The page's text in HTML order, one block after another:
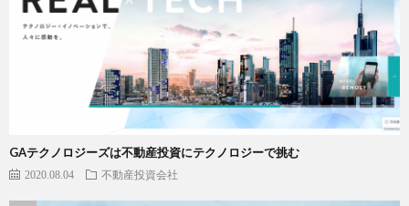
GAテクノロジーズは不動産投資にテクノロジーで挑む
2020.08.04 不動産投資会社